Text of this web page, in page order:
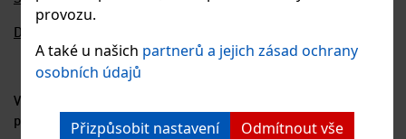
provozu.
A také u našich partnerů a jejich zásad ochrany
osobních údajů
Přizpůsobit nastavení
Odmítnout vše
Dodání:
V případě zájmu vyplňte poptávkový formulář nebo pište
poptávku přímo na e-mail:petakova@eurositex.cz